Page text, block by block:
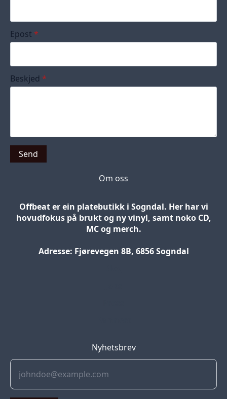
Epost *
Beskjed *
Send
Om oss
Offbeat er ein platebutikk i Sogndal. Her har vi
hovudfokus på brukt og ny vinyl, samt noko CD,
MC og merch.
Adresse: Fjørevegen 8B, 6856 Sogndal
Nyhetsbrev